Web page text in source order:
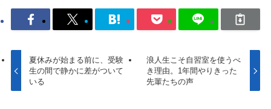
夏休みが始まる前に、受験
生の間で静かに差がついて
いる
浪人生こそ自習室を使うべ
き理由。1年間やりきった
先輩たちの声